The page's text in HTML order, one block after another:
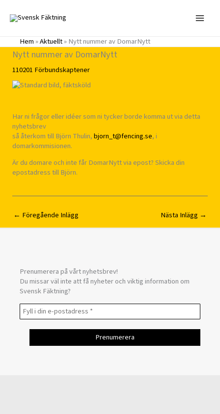
innehåll
Hem»Aktuellt»Nytt nummer av DomarNytt
Nytt nummer av DomarNytt
110201 Förbundskaptener
Har ni frågor eller idéer som ni tycker borde komma ut via detta
nyhetsbrev
så återkom till Björn Thulin,bjorn_t@fencing.se, i
domarkommisionen.
Är du domare och inte får DomarNytt via epost? Skicka din
epostadress till Björn.
← Föregående Inlägg Nästa Inlägg →
Prenumerera på vårt nyhetsbrev!
Du missar väl inte att få nyheter och viktig information om
Svensk Fäktning?